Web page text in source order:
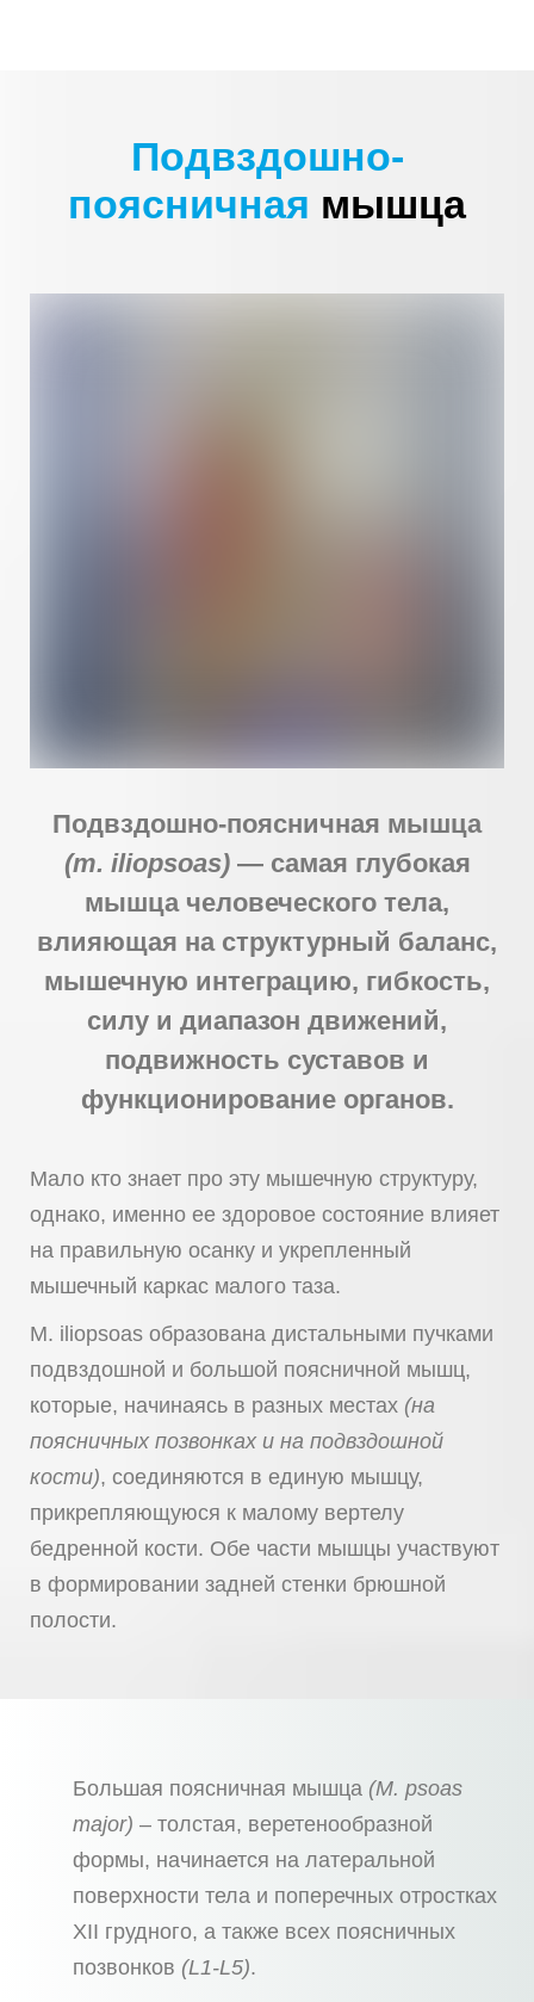
Подвздошно-
поясничная мышца
Подвздошно-поясничная мышца
(m. iliopsoas)— самая глубокая
мышца человеческого тела,
влияющая на структурный баланс,
мышечную интеграцию, гибкость,
силу и диапазон движений,
подвижность суставов и
функционирование органов.
Мало кто знает про эту мышечную структуру,
однако, именно ее здоровое состояние влияет
на правильную осанку и укрепленный
мышечный каркас малого таза.
M. iliopsoas образована дистальными пучками
подвздошной и большой поясничной мышц,
которые, начинаясь в разных местах (на
поясничных позвонках и на подвздошной
кости), соединяются в единую мышцу,
прикрепляющуюся к малому вертелу
бедренной кости. Обе части мышцы участвуют
в формировании задней стенки брюшной
полости.
Большая поясничная мышца (M. psoas
major) – толстая, веретенообразной
формы, начинается на латеральной
поверхности тела и поперечных отростках
XII грудного, а также всех поясничных
позвонков (L1-L5).